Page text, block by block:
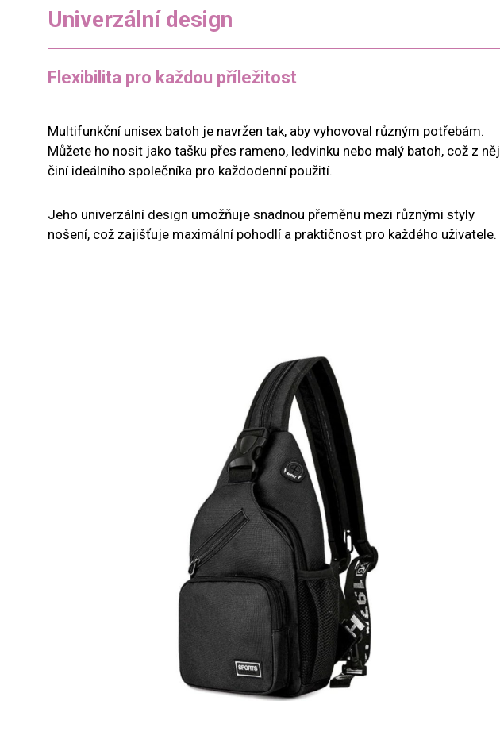
Univerzální design
Flexibilita pro každou příležitost
Multifunkční unisex batoh je navržen tak, aby vyhovoval různým potřebám.
Můžete ho nosit jako tašku přes rameno, ledvinku nebo malý batoh, což z něj
činí ideálního společníka pro každodenní použití.
Jeho univerzální design umožňuje snadnou přeměnu mezi různými styly
nošení, což zajišťuje maximální pohodlí a praktičnost pro každého uživatele.